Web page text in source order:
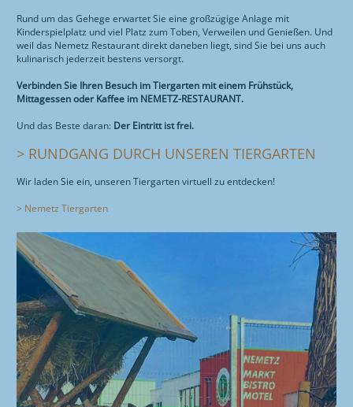
RESTAURANT
ENGLISH
WISSENWERTES
SPEISENANGEBOT
SCHULBUFFET
FEIERN
ANREISE
TIERGARTEN
STANDORTE
GESCHICHTE
OFFENE STELLEN
Rund um das Gehege erwartet Sie eine großzügige Anlage mit
Kinderspielplatz und viel Platz zum Toben, Verweilen und Genießen. Und
weil das Nemetz Restaurant direkt daneben liegt, sind Sie bei uns auch
kulinarisch jederzeit bestens versorgt.
Verbinden Sie Ihren Besuch im Tiergarten mit einem Frühstück,
Mittagessen oder Kaffee im NEMETZ-RESTAURANT.
Und das Beste daran: Der Eintritt ist frei.
> RUNDGANG DURCH UNSEREN TIERGARTEN
Wir laden Sie ein, unseren Tiergarten virtuell zu entdecken!
> Nemetz Tiergarten